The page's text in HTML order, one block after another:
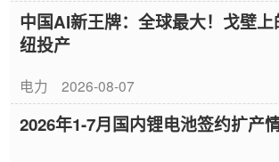
中国AI新王牌：全球最大！戈壁
纽投产
电力 2026-08-07
2026年1-7月国内锂电池签约扩产